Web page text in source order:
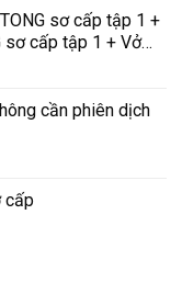
sơ cấp tập 1 +
sơ cấp tập 1 + Vở
tập 1
cần phiên dịch
cấp